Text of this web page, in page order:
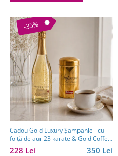
-35%
Cadou Gold Luxury Şampanie - cu
foiţă de aur 23 karate & Gold Coffee
- personalizabil
350 Lei
228 Lei